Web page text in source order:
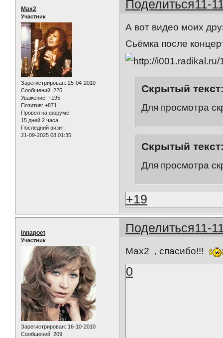
Поделиться11-
Max2
Участник
Зарегистрирован: 25-04-2010
Сообщений: 225
Уважение: +195
Позитив: +871
Провел на форуме:
15 дней 2 часа
Последний визит:
21-09-2025 08:01:35
А вот видео моих
Cьёмка после
Скрытый
Для просмотра
Скрытый
Для просмотра
+19
Поделиться11-
innapoet
Участник
Зарегистрирован: 16-10-2010
Сообщений: 209
Max2 , спасибо!!!
0